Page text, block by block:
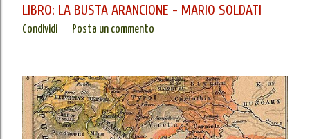
LIBRO: LA BUSTA ARANCIONE - MARIO SOLDATI
Condividi Posta un commento